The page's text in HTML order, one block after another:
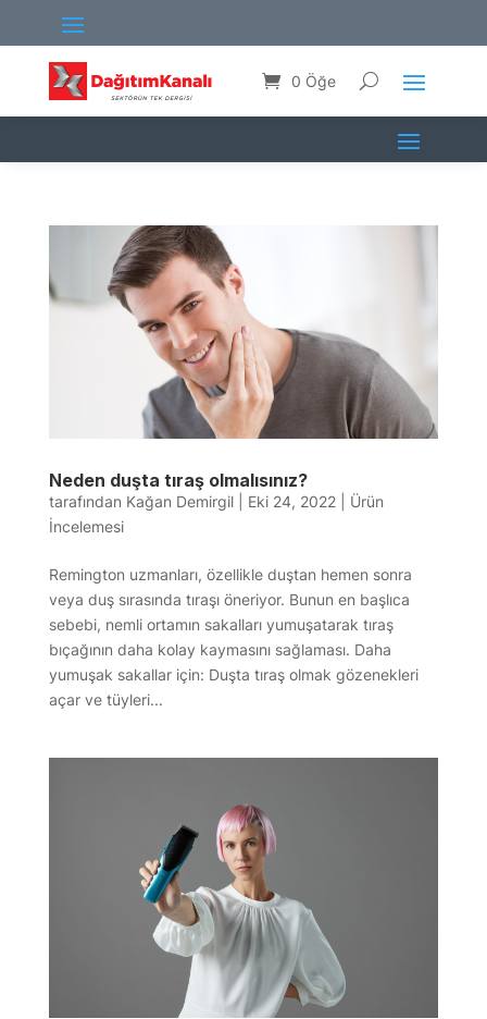
0 Öğe
Neden duşta tıraş olmalısınız?
tarafından Kağan Demirgil| Eki 24, 2022| Ürün
İncelemesi
Remington uzmanları, özellikle duştan hemen sonra
veya duş sırasında tıraşı öneriyor. Bunun en başlıca
sebebi, nemli ortamın sakalları yumuşatarak tıraş
bıçağının daha kolay kaymasını sağlaması. Daha
yumuşak sakallar için: Duşta tıraş olmak gözenekleri
açar ve tüyleri...